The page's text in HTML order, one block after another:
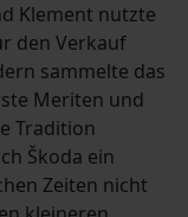
Klement nutzte
den Verkauf
sammelte das
Meriten und
Tradition
Škoda ein
Zeiten nicht